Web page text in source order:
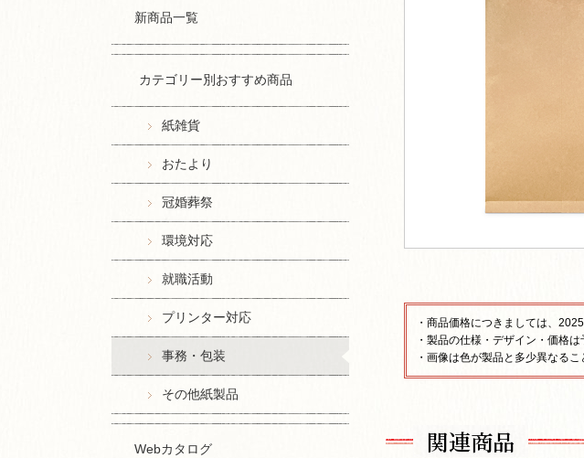
新商品一覧
カテゴリー別おすすめ商品
紙雑貨
おたより
冠婚葬祭
環境対応
就職活動
プリンター対応
事務・包装
その他紙製品
Webカタログ
・商品価格につきましては、
・製品の仕様・デザイン・価格
・画像は色が製品と多少異なるこ
関連商品